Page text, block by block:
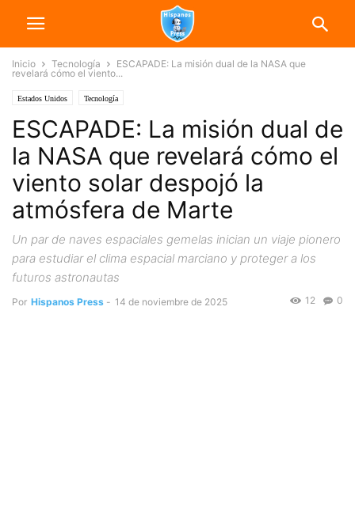
Inicio Tecnología
ESCAPADE: La misión dual de la NASA que
revelará cómo el viento...
Estados Unidos Tecnología
ESCAPADE: La misión dual de
la NASA que revelará cómo el
viento solar despojó la
atmósfera de Marte
Un par de naves espaciales gemelas inician un viaje pionero
para estudiar el clima espacial marciano y proteger a los
futuros astronautas
Por Hispanos Press - 14 de noviembre de 2025 0
12